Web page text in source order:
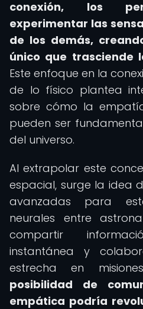
conexión, los
experimentar las
de los demás,
único que trasciende
Este enfoque en la
de lo físico plantea
sobre cómo la
pueden ser
del universo.
Al extrapolar este
espacial, surge la idea
avanzadas para
neurales entre
compartir
instantánea y
estrecha en
posibilidad de
empática podría